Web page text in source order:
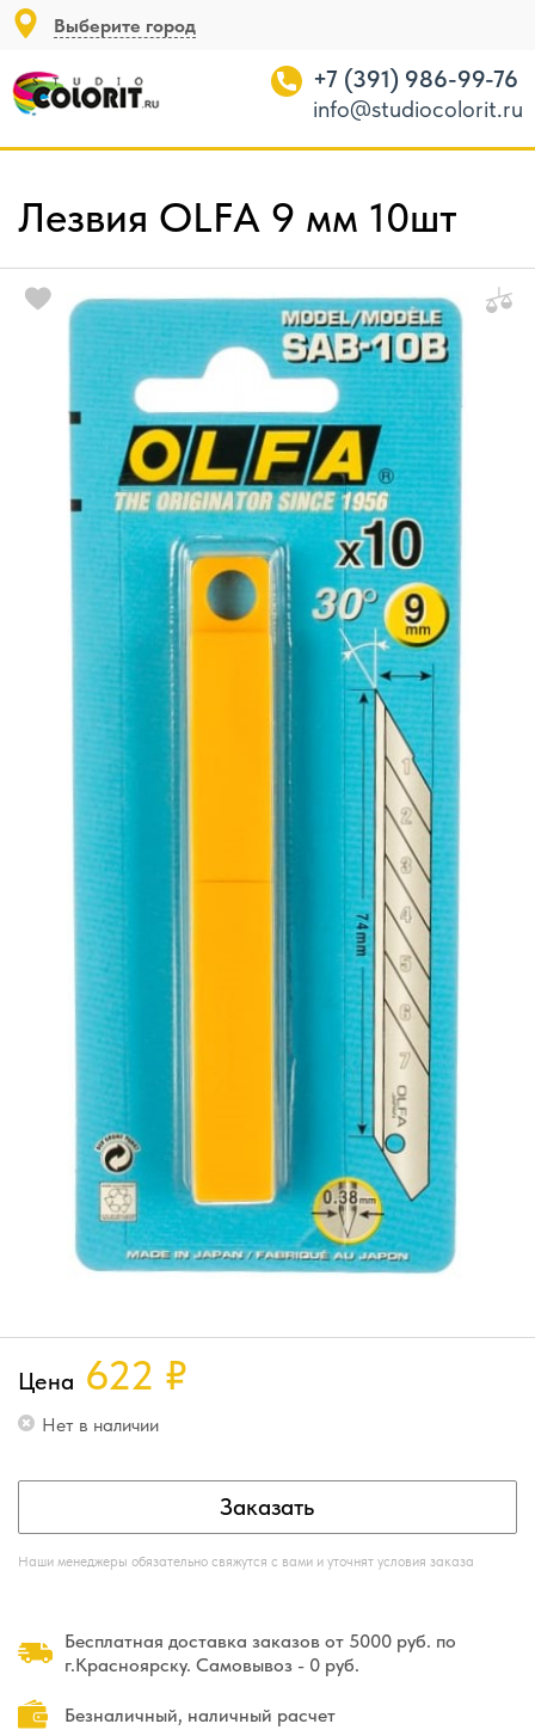
Выберите город
+7 (391) 986-99-76
info@studiocolorit.ru
Лезвия OLFA 9 мм 10шт
Цена 622 ₽
Нет в наличии
Заказать
Наши менеджеры обязательно свяжутся с вами и уточнят условия заказа
Бесплатная доставка заказов от 5000 руб. по
г.Красноярску. Самовывоз - 0 руб.
Безналичный, наличный расчет